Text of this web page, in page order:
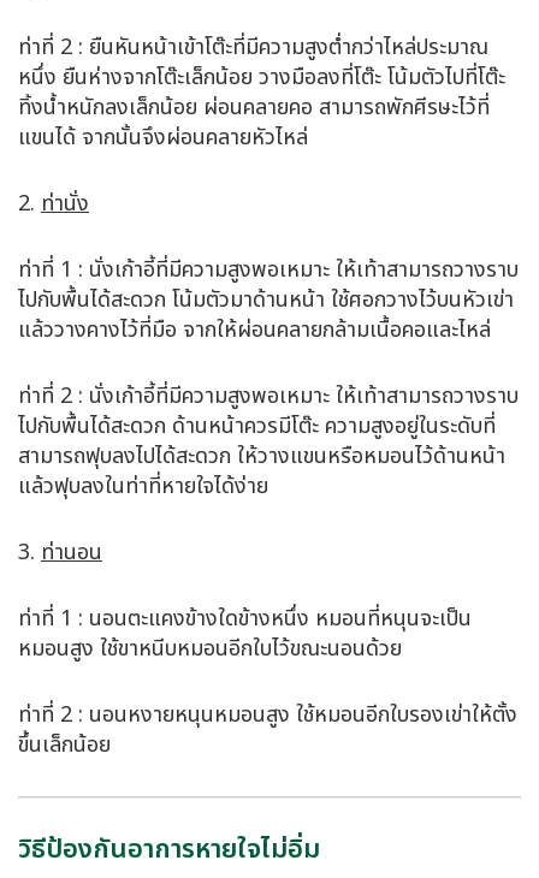
ท่าที่ 2 : ยืนหันหน้าเข้าโต๊ะที่มีความสูงต่ำกว่าไหล่ประมาณ
หนึ่ง ยืนห่างจากโต๊ะเล็กน้อย วางมือลงที่โต๊ะ โน้มตัวไปที่โต๊ะ
ทิ้งน้ำหนักลงเล็กน้อย ผ่อนคลายคอ สามารถพักศีรษะไว้ที่
แขนได้ จากนั้นจึงผ่อนคลายหัวไหล่
2. ท่านั่ง
ท่าที่ 1 : นั่งเก้าอี้ที่มีความสูงพอเหมาะ ให้เท้าสามารถวางราบ
ไปกับพื้นได้สะดวก โน้มตัวมาด้านหน้า ใช้ศอกวางไว้บนหัวเข่า
แล้ววางคางไว้ที่มือ จากให้ผ่อนคลายกล้ามเนื้อคอและไหล่
ท่าที่ 2 : นั่งเก้าอี้ที่มีความสูงพอเหมาะ ให้เท้าสามารถวางราบ
ไปกับพื้นได้สะดวก ด้านหน้าควรมีโต๊ะ ความสูงอยู่ในระดับที่
สามารถฟุบลงไปได้สะดวก ให้วางแขนหรือหมอนไว้ด้านหน้า
แล้วฟุบลงในท่าที่หายใจได้ง่าย
3. ท่านอน
ท่าที่ 1 : นอนตะแคงข้างใดข้างหนึ่ง หมอนที่หนุนจะเป็น
หมอนสูง ใช้ขาหนีบหมอนอีกใบไว้ขณะนอนด้วย
ท่าที่ 2 : นอนหงายหนุนหมอนสูง ใช้หมอนอีกใบรองเข่าให้ตั้ง
ขึ้นเล็กน้อย
วิธีป้องกันอาการหายใจไม่อิ่ม